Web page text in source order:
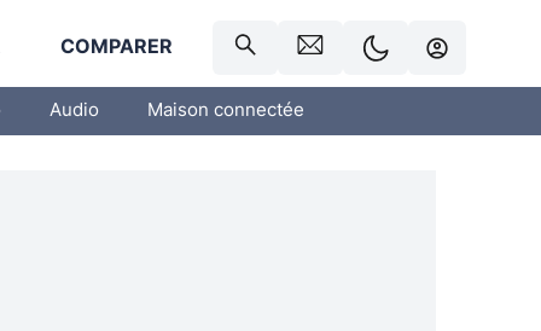
COMPARER
Audio Maison connectée